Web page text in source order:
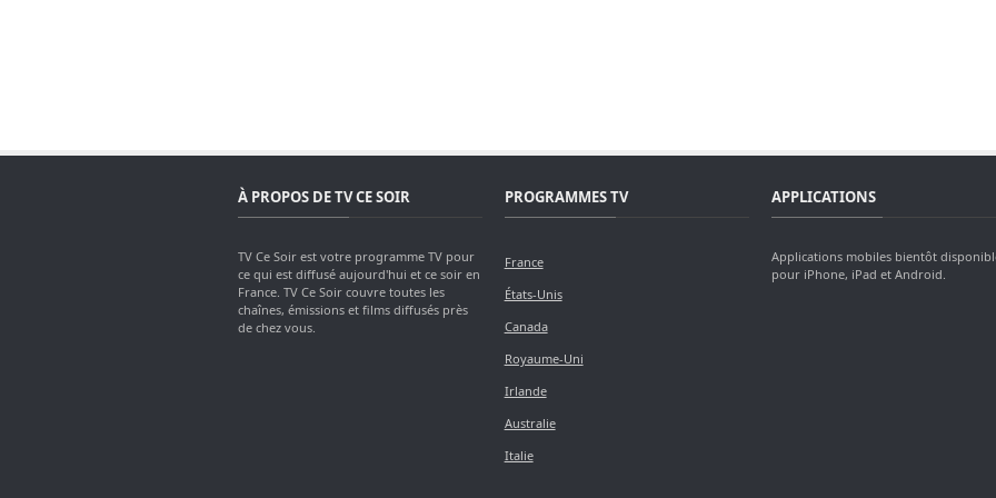
À PROPOS DE TV CE SOIR
TV Ce Soir est votre programme TV pour
ce qui est diffusé aujourd'hui et ce soir en
France. TV Ce Soir couvre toutes les
chaînes, émissions et films diffusés près
de chez vous.
PROGRAMMES TV
France
États-Unis
Canada
Royaume-Uni
Irlande
Australie
Italie
APPLICATIONS
Applications mobiles bientôt
pour iPhone, iPad et Android.